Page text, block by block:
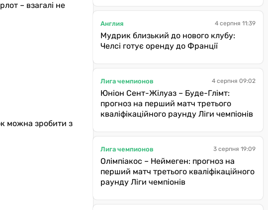
– взагалі не
можна зробити з
Англия 4 серпня 11:39
Мудрик близький до нового клубу:
Челсі готує оренду до Франції
Лига чемпионов 4 серпня 09:02
Юніон Сент-Жілуаз – Буде-Глімт:
прогноз на перший матч третього
кваліфікаційного раунду Ліги чемпіонів
Лига чемпионов 3 серпня 19:09
Олімпіакос – Неймеген: прогноз на
перший матч третього кваліфікаційного
раунду Ліги чемпіонів